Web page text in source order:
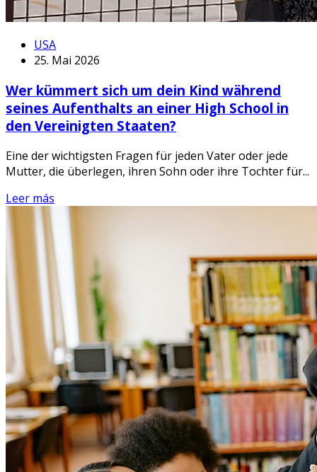
USA
25. Mai 2026
Wer kümmert sich um dein Kind während
seines Aufenthalts an einer High School in
den Vereinigten Staaten?
Eine der wichtigsten Fragen für jeden Vater oder jede
Mutter, die überlegen, ihren Sohn oder ihre Tochter für...
Leer más